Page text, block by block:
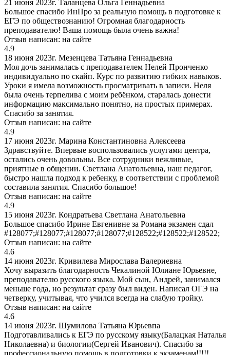
21 июня 2023г. Таланцева Ольга Геннадьевна
Большое спасибо ИнПро за реальную помощь в подготовке к
ЕГЭ по обществознанию! Огромная благодарность
преподавателю! Ваша помощь была очень важна!
Отзыв написан: на сайте
4.9
18 июня 2023г. Мезенцева Татьяна Геннадьевна
Моя дочь занималась с преподавателем Нелей Пронченко
индивидуально по скайп. Курс по развитию гибких навыков.
Уроки я имела возможность просматривать в записи. Неля
была очень терпелива с моим ребёнком, старалась донести
информацию максимально понятно, на простых примерах.
Спасибо за занятия.
Отзыв написан: на сайте
4.9
17 июня 2023г. Марина Константиновна Алексеева
Здравствуйте. Впервые воспользовались услугами центра,
остались очень довольны. Все сотрудники вежливые,
приятные в общении. Светлана Анатольевна, наш педагог,
быстро нашла подход к ребенку, в соответствии с проблемой
составила занятия. Спасибо большое!
Отзыв написан: на сайте
4.9
15 июня 2023г. Кондратьева Светлана Анатольевна
Большое спасибо Ирине Евгенивне за Романа экзамен сдал
#128077;#128077;#128077;#128077;#128522;#128522;#128522;
Отзыв написан: на сайте
4.6
14 июня 2023г. Кривилева Мирослава Валериевна
Хочу выразить благодарность Чекалиной Юлиане Юрьевне,
преподавателю русского языка. Мой сын, Андрей, занимался
меньше года, но результат сразу был виден. Написал ОГЭ на
четверку, учитывая, что учился всегда на слабую тройку.
Отзыв написан: на сайте
4.6
14 июня 2023г. Шумилова Татьяна Юрьевпа
Подготавливались к ЕГЭ по русскому языку(Балацкая Наталья
Николаевна) и биологии(Сергей Иванович). Спасибо за
профессиональную помощь в подготовки к экзаменам!!!!!